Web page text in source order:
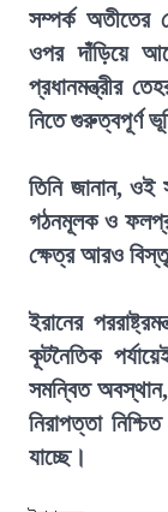
সম্পর্ক
ওপর দাঁড়িয়ে
প্রধানমন্ত্রীর
নিতে গুরুত্বপূর্ণ
তিনি জানান, ওই
গঠনমূলক ও
ক্ষেত্র আরও
ইরানের
কূটনৈতিক
সমন্বিত
নিরাপত্তা
যাচ্ছে।